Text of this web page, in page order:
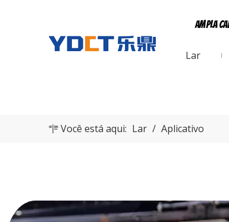
Ampla
Lar
Você está aqui: Lar / Aplicativo